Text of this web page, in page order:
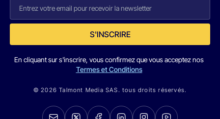
S'INSCRIRE
En cliquant sur s'inscrire, vous confirmez que vous acceptez nos
Termes et Conditions
© 2026 Talmont Media SAS. tous droits réservés.